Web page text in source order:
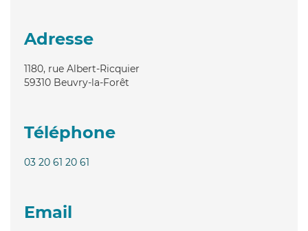
Adresse
1180, rue Albert-Ricquier
59310 Beuvry-la-Forêt
Téléphone
03 20 61 20 61
Email